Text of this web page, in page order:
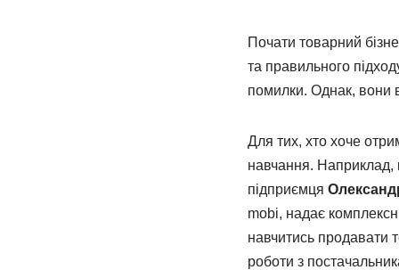
Почати товарний
та правильного
помилки. Однак, вони
Для тих, хто хоче
навчання. Наприклад,
підприємця
mobi, надає
навчитись продавати
роботи з